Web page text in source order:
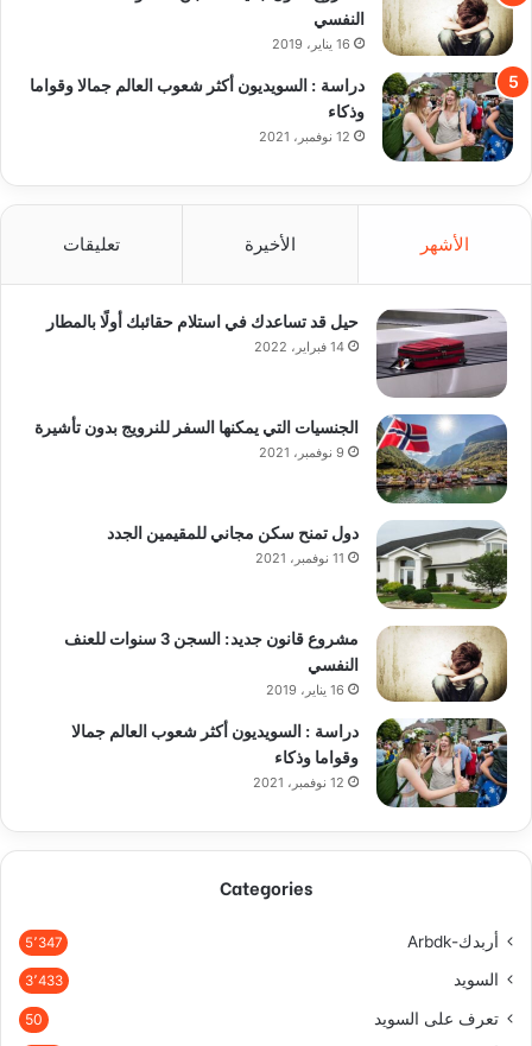
النفسي
16 يناير، 2019
دراسة : السويديون أكثر شعوب العالم جمالا وقواما
وذكاء
12 نوفمبر، 2021
الأشهر الأخيرة تعليقات
حيل قد تساعدك في استلام حقائبك أولًا بالمطار
14 فبراير، 2022
الجنسيات التي يمكنها السفر للنرويج بدون تأشيرة
9 نوفمبر، 2021
دول تمنح سكن مجاني للمقيمين الجدد
11 نوفمبر، 2021
مشروع قانون جديد: السجن 3 سنوات للعنف
النفسي
16 يناير، 2019
دراسة : السويديون أكثر شعوب العالم جمالا
وقواما وذكاء
12 نوفمبر، 2021
Categories
أربدك-Arbdk 5٬347
السويد 3٬433
تعرف على السويد 50